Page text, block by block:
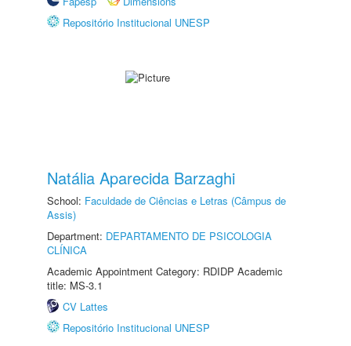
Repositório Institucional UNESP
Natália Aparecida Barzaghi
School: Faculdade de Ciências e Letras (Câmpus de
Assis)
Department: DEPARTAMENTO DE PSICOLOGIA
CLÍNICA
Academic Appointment Category: RDIDP Academic
title: MS-3.1
CV Lattes
Repositório Institucional UNESP